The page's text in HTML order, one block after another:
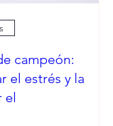
campeón:
el estrés y la
el